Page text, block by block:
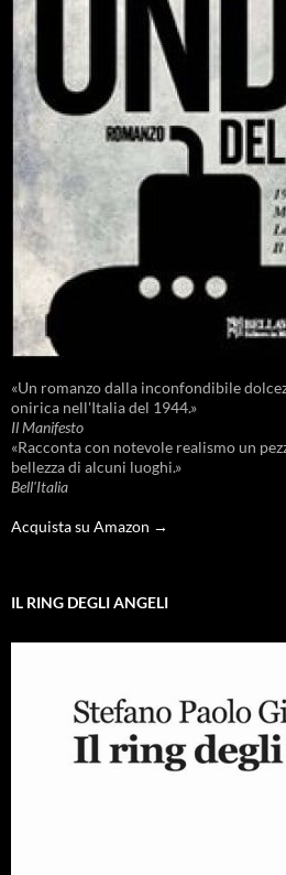
«Un romanzo dalla inconfondibile
onirica nell'Italia del 1944.»
Il Manifesto
«Racconta con notevole realismo un
bellezza di alcuni luoghi.»
Bell'Italia
Acquista su Amazon →
IL RING DEGLI ANGELI